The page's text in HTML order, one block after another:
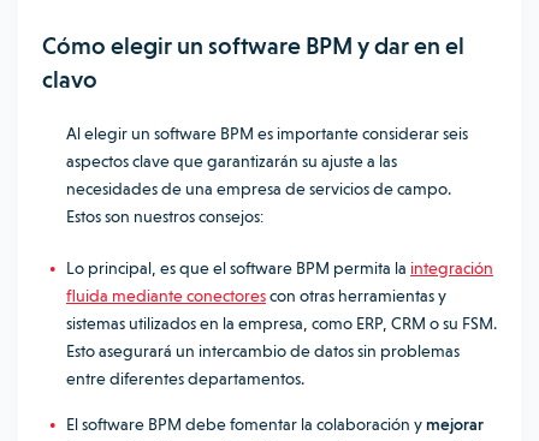
Cómo elegir un software BPM y dar en el
clavo
Al elegir un software BPM es importante considerar seis
aspectos clave que garantizarán su ajuste a las
necesidades de una empresa de servicios de campo.
Estos son nuestros consejos:
Lo principal, es que el software BPM permita la integración
fluida mediante conectorescon otras herramientas y
sistemas utilizados en la empresa, como ERP, CRM o su FSM.
Esto asegurará un intercambio de datos sin problemas
entre diferentes departamentos.
El software BPM debe fomentar la colaboración ymejorar